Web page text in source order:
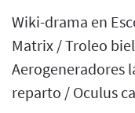
Wiki-drama en
Matrix / Troleo
Aerogeneradores
reparto / Oculus